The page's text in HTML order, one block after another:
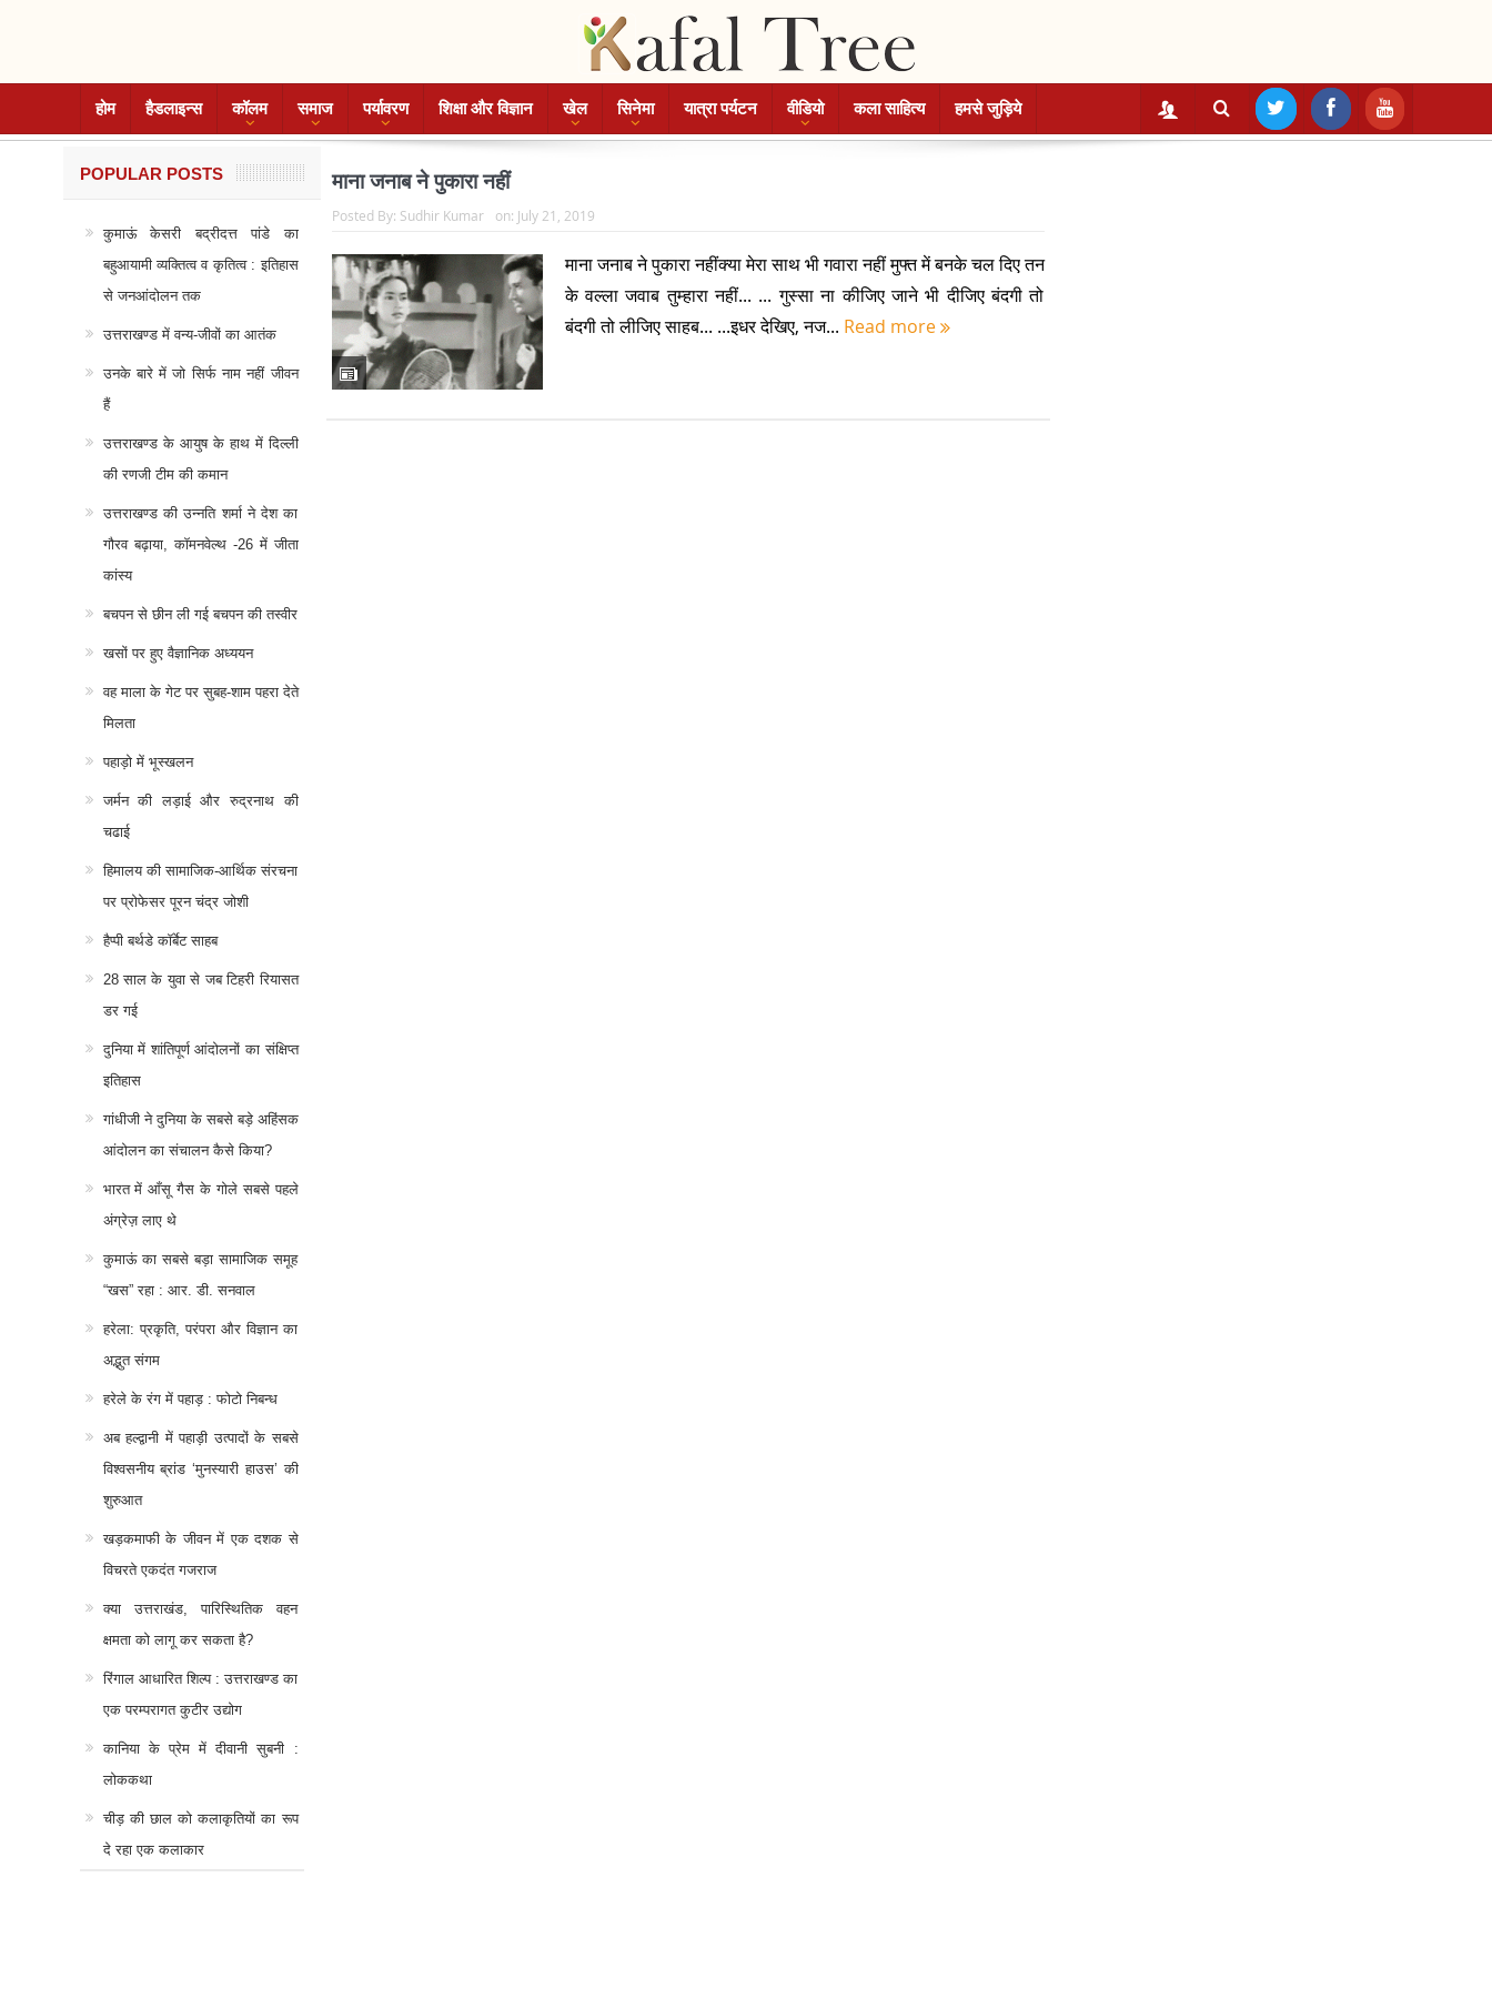
होम हैडलाइन्स कॉलम समाज पर्यावरण शिक्षा और विज्ञान खेल सिनेमा यात्रा पर्यटन वीडियो कला साहित्य हमसे जुड़िये
माना जनाब ने पुकारा नहीं
Posted By: Sudhir Kumar on: July 21, 2019
माना जनाब ने पुकारा नहींक्या मेरा साथ भी गवारा नहीं मुफ्त में बनके चल दिए तन
के वल्ला जवाब तुम्हारा नहीं... ... गुस्सा ना कीजिए जाने भी दीजिए बंदगी तो
बंदगी तो लीजिए साहब... ...इधर देखिए, नज... Read more
POPULAR POSTS
कुमाऊं केसरी बद्रीदत्त पांडे का
बहुआयामी व्यक्तित्व व कृतित्व : इतिहास
से जनआंदोलन तक
उत्तराखण्ड में वन्य-जीवों का आतंक
उनके बारे में जो सिर्फ नाम नहीं जीवन
हैं
उत्तराखण्ड के आयुष के हाथ में दिल्ली
की रणजी टीम की कमान
उत्तराखण्ड की उन्नति शर्मा ने देश का
गौरव बढ़ाया, कॉमनवेल्थ -26 में जीता
कांस्य
बचपन से छीन ली गई बचपन की तस्वीर
खसों पर हुए वैज्ञानिक अध्ययन
वह माला के गेट पर सुबह-शाम पहरा देते
मिलता
पहाड़ो में भूस्खलन
जर्मन की लड़ाई और रुद्रनाथ की
चढाई
हिमालय की सामाजिक-आर्थिक संरचना
पर प्रोफेसर पूरन चंद्र जोशी
हैप्पी बर्थडे कॉर्बेट साहब
28 साल के युवा से जब टिहरी रियासत
डर गई
दुनिया में शांतिपूर्ण आंदोलनों का संक्षिप्त
इतिहास
गांधीजी ने दुनिया के सबसे बड़े अहिंसक
आंदोलन का संचालन कैसे किया?
भारत में आँसू गैस के गोले सबसे पहले
अंग्रेज़ लाए थे
कुमाऊं का सबसे बड़ा सामाजिक समूह
“खस” रहा : आर. डी. सनवाल
हरेला: प्रकृति, परंपरा और विज्ञान का
अद्भुत संगम
हरेले के रंग में पहाड़ : फोटो निबन्ध
अब हल्द्वानी में पहाड़ी उत्पादों के सबसे
विश्वसनीय ब्रांड ‘मुनस्यारी हाउस’ की
शुरुआत
खड़कमाफी के जीवन में एक दशक से
विचरते एकदंत गजराज
क्या उत्तराखंड, पारिस्थितिक वहन
क्षमता को लागू कर सकता है?
रिंगाल आधारित शिल्प : उत्तराखण्ड का
एक परम्परागत कुटीर उद्योग
कानिया के प्रेम में दीवानी सुबनी :
लोककथा
चीड़ की छाल को कलाकृतियों का रूप
दे रहा एक कलाकार